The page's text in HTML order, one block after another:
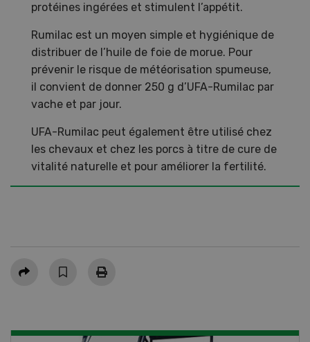
protéines ingérées et stimulent l’appétit.
Rumilac est un moyen simple et hygiénique de
distribuer de l’huile de foie de morue. Pour
prévenir le risque de météorisation spumeuse,
il convient de donner 250 g d’UFA-Rumilac par
vache et par jour.
UFA-Rumilac peut également être utilisé chez
les chevaux et chez les porcs à titre de cure de
vitalité naturelle et pour améliorer la fertilité.
Partager